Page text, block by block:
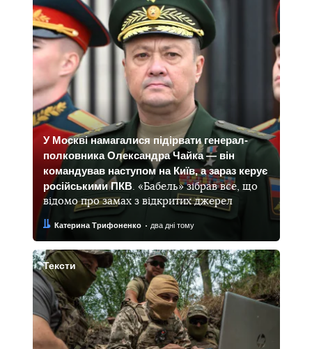
У Москві намагалися підірвати генерал-
полковника Олександра Чайка — він
командував наступом на Київ, а зараз керує
російськими ПКВ. «Бабель» зібрав все, що
відомо про замах з відкритих джерел
Автор:
Катерина Трифоненко
Дата: два дні тому
Тексти